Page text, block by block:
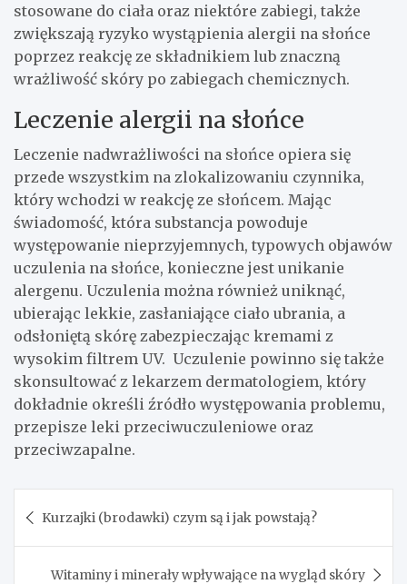
stosowane do ciała oraz niektóre zabiegi, także
zwiększają ryzyko wystąpienia alergii na słońce
poprzez reakcję ze składnikiem lub znaczną
wrażliwość skóry po zabiegach chemicznych.
Leczenie alergii na słońce
Leczenie nadwrażliwości na słońce opiera się
przede wszystkim na zlokalizowaniu czynnika,
który wchodzi w reakcję ze słońcem. Mając
świadomość, która substancja powoduje
występowanie nieprzyjemnych, typowych objawów
uczulenia na słońce, konieczne jest unikanie
alergenu. Uczulenia można również uniknąć,
ubierając lekkie, zasłaniające ciało ubrania, a
odsłoniętą skórę zabezpieczając kremami z
wysokim filtrem UV. Uczulenie powinno się także
skonsultować z lekarzem dermatologiem, który
dokładnie określi źródło występowania problemu,
przepisze leki przeciwuczuleniowe oraz
przeciwzapalne.
wpisu
Kurzajki (brodawki) czym są i jak powstają?
Witaminy i minerały wpływające na wygląd skóry